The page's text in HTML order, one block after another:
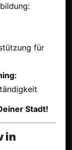
für
Stadt!
in